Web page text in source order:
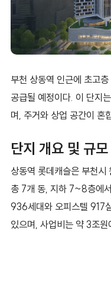
부천 상동역 인근에 초고층
공급될 예정이다. 이 단지
며, 주거와 상업 공간이 혼
단지 개요 및 규모
상동역 롯데캐슬은 부천
총 7개 동, 지하 7~8층에
936세대와 오피스텔 917
있으며, 사업비는 약 3조원